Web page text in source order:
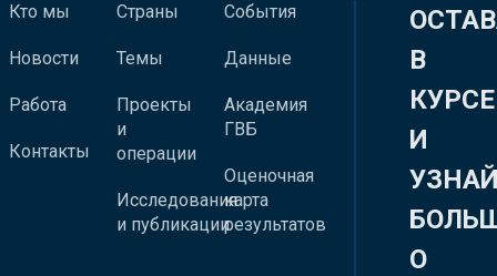
Кто мы
Новости
Работа
Контакты
Страны
Темы
Проекты
и
операции
Исследования
и публикации
События
Данные
Академия
ГВБ
Оценочная
карта
результатов
В
КУРСЕ
И
О